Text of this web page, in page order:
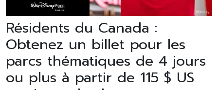
Résidents du Canada :
Obtenez un billet pour les
parcs thématiques de 4 jours
ou plus à partir de 115 $ US